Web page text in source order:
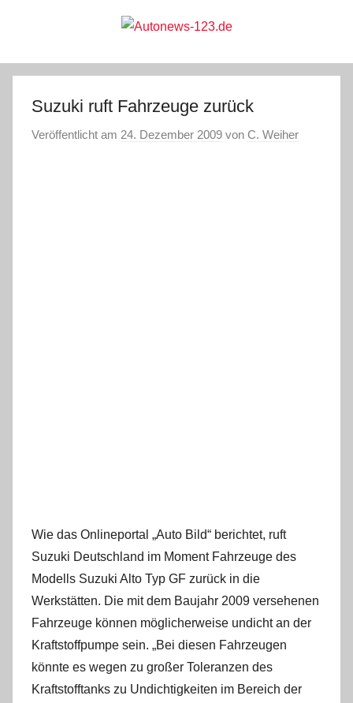
Autonews-
123.de
Suzuki ruft Fahrzeuge zurück
Veröffentlicht am 24. Dezember 2009 von C. Weiher
Wie das Onlineportal „Auto Bild“ berichtet, ruft
Suzuki Deutschland im Moment Fahrzeuge des
Modells Suzuki Alto Typ GF zurück in die
Werkstätten. Die mit dem Baujahr 2009 versehenen
Fahrzeuge können möglicherweise undicht an der
Kraftstoffpumpe sein. „Bei diesen Fahrzeugen
könnte es wegen zu großer Toleranzen des
Kraftstofftanks zu Undichtigkeiten im Bereich der